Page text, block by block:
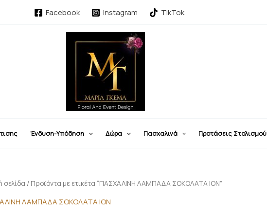
Facebook Instagram TikTok
Ένδυση-Υπόδηση Δώρα Πασχαλινά Προτάσεις Στολισμού
σελίδα / Προϊόντα με ετικέτα “ΠΑΣΧΑΛΙΝΗ ΛΑΜΠΑΔΑ ΣΟΚΟΛΑΤΑ ΙΟΝ”
ΛΑΜΠΑΔΑ ΣΟΚΟΛΑΤΑ ΙΟΝ